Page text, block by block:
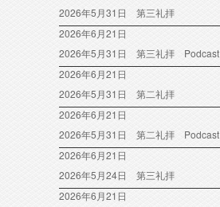
2026年5月31日 第三礼拝
2026年6月21日
2026年5月31日 第三礼拝 Podcast
2026年6月21日
2026年5月31日 第二礼拝
2026年6月21日
2026年5月31日 第二礼拝 Podcast
2026年6月21日
2026年5月24日 第三礼拝
2026年6月21日